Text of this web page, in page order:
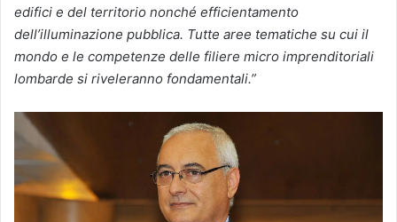
edifici e del territorio nonché efficientamento
dell’illuminazione pubblica. Tutte aree tematiche su cui il
mondo e le competenze delle filiere micro imprenditoriali
lombarde si riveleranno fondamentali.”